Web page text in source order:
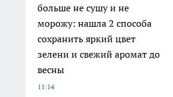
больше не сушу и не
морожу: нашла 2 способа
сохранить яркий цвет
зелени и свежий аромат до
весны
11:14